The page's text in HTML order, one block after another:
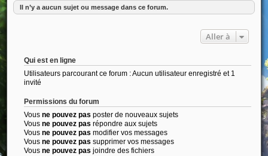
Il n’y a aucun sujet ou message dans ce forum.
Aller à
Qui est en ligne
Utilisateurs parcourant ce forum : Aucun utilisateur enregistré et 1
invité
Permissions du forum
Vous ne pouvez pas poster de nouveaux sujets
Vous ne pouvez pas répondre aux sujets
Vous ne pouvez pas modifier vos messages
Vous ne pouvez pas supprimer vos messages
Vous ne pouvez pas joindre des fichiers